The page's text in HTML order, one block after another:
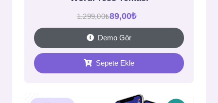
1.299,00₺89,00₺
Demo Gör
Sepete Ekle